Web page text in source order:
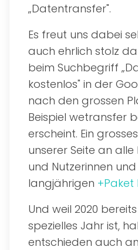
„Datentransfer".
Es freut uns dabei
auch ehrlich stolz
beim Suchbegriff
kostenlos" in der
nach den grossen
Beispiel wetransfer
erscheint. Ein
unserer Seite an alle
und Nutzerinnen
langjährigen +Paket
Und weil 2020
spezielles Jahr ist,
entschieden auch